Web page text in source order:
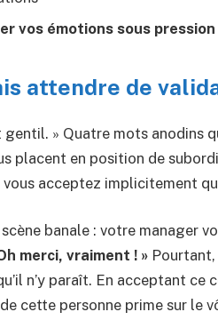
vos émotions sous pression
attendre de
gentil. » Quatre mots anodins
placent en position de
acceptez implicitement
scène banale : votre manager
merci, vraiment ! »
n’y paraît. En acceptant
cette personne prime sur le